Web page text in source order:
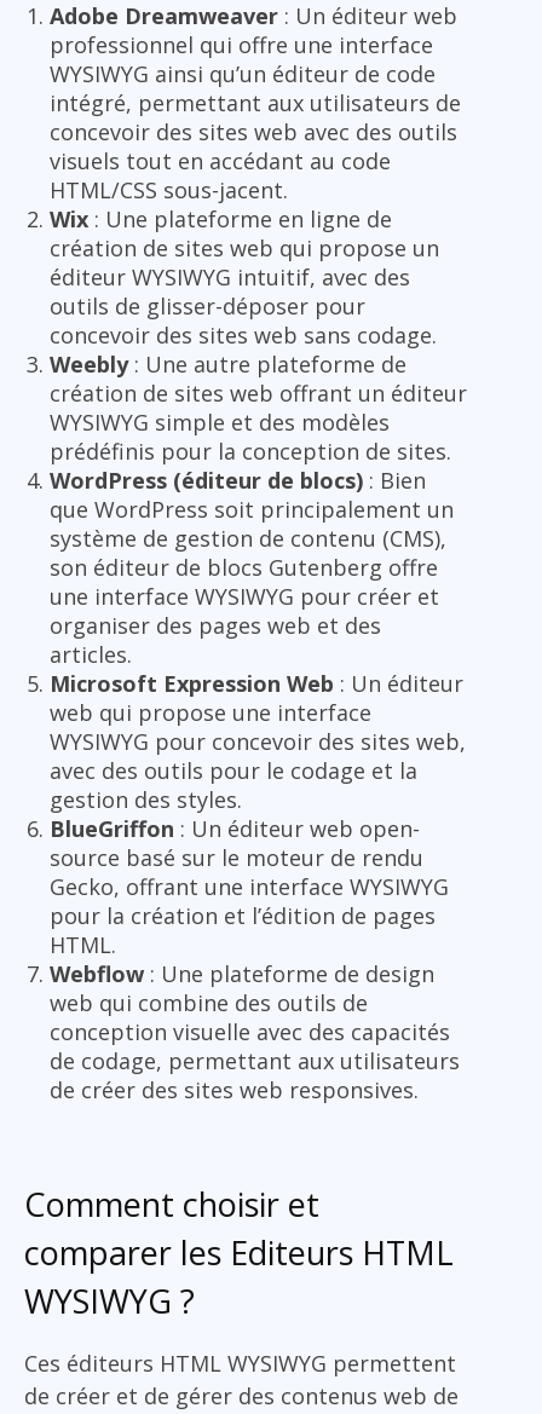
Adobe Dreamweaver : Un éditeur web
professionnel qui offre une interface
WYSIWYG ainsi qu’un éditeur de code
intégré, permettant aux utilisateurs de
concevoir des sites web avec des outils
visuels tout en accédant au code
HTML/CSS sous-jacent.
Wix : Une plateforme en ligne de
création de sites web qui propose un
éditeur WYSIWYG intuitif, avec des
outils de glisser-déposer pour
concevoir des sites web sans codage.
Weebly: Une autre plateforme de
création de sites web offrant un éditeur
WYSIWYG simple et des modèles
prédéfinis pour la conception de sites.
WordPress (éditeur de blocs) : Bien
que WordPress soit principalement un
système de gestion de contenu (CMS),
son éditeur de blocs Gutenberg offre
une interface WYSIWYG pour créer et
organiser des pages web et des
articles.
Microsoft Expression Web : Un éditeur
web qui propose une interface
WYSIWYG pour concevoir des sites web,
avec des outils pour le codage et la
gestion des styles.
BlueGriffon : Un éditeur web open-
source basé sur le moteur de rendu
Gecko, offrant une interface WYSIWYG
pour la création et l’édition de pages
HTML.
Webflow : Une plateforme de design
web qui combine des outils de
conception visuelle avec des capacités
de codage, permettant aux utilisateurs
de créer des sites web responsives.
Comment choisir et
comparer les Editeurs HTML
WYSIWYG ?
Ces éditeurs HTML WYSIWYG permettent
de créer et de gérer des contenus web de